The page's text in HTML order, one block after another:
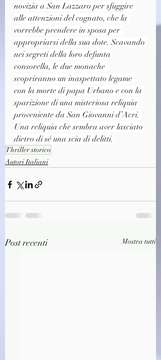
novizia a San Lazzaro per sfuggire
alle attenzioni del cognato, che la
vorrebbe prendere in sposa per
appropriarsi della sua dote. Scavando
nei segreti della loro defunta
consorella, le due monache
scopriranno un inaspettato legame
con la morte di papa Urbano e con la
sparizione di una misteriosa reliquia
proveniente da San Giovanni d’Acri.
Una reliquia che sembra aver lasciato
dietro di sé una scia di delitti.
Thriller storico
Autori Italiani
Post recenti Mostra tutti